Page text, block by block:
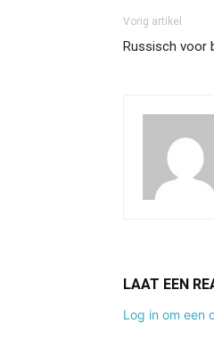
Vorig artikel
Russisch voor
LAAT EEN
Log in om een